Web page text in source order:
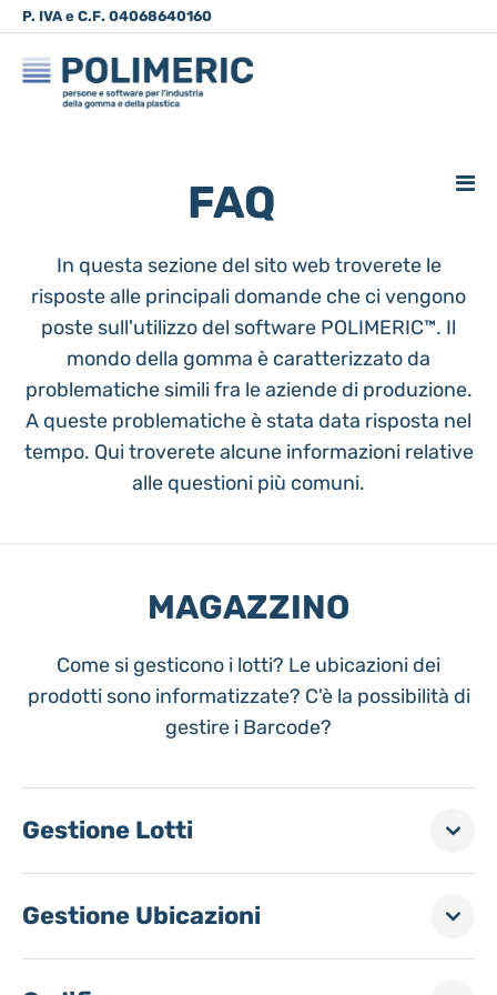
P. IVA e C.F. 04068640160
FAQ
In questa sezione del sito web troverete le
risposte alle principali domande che ci vengono
poste sull'utilizzo del software POLIMERIC™. Il
mondo della gomma è caratterizzato da
problematiche simili fra le aziende di produzione.
A queste problematiche è stata data risposta nel
tempo. Qui troverete alcune informazioni relative
alle questioni più comuni.
MAGAZZINO
Come si gesticono i lotti? Le ubicazioni dei
prodotti sono informatizzate? C'è la possibilità di
gestire i Barcode?
Gestione Lotti
giacenti a magazzino?
Gestione Ubicazioni